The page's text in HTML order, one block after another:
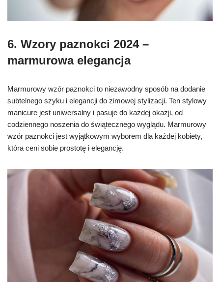
6. Wzory paznokci 2024 –
marmurowa elegancja
Marmurowy wzór paznokci to niezawodny sposób na dodanie
subtelnego szyku i elegancji do zimowej stylizacji. Ten stylowy
manicure jest uniwersalny i pasuje do każdej okazji, od
codziennego noszenia do świątecznego wyglądu. Marmurowy
wzór paznokci jest wyjątkowym wyborem dla każdej kobiety,
która ceni sobie prostotę i elegancję.